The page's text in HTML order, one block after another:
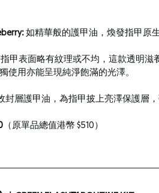
如精華般的護甲油，煥發指甲原
甲表面略有紋理或不均，這款透明
使用亦能呈現純淨飽滿的光澤。
封層護甲油，為指甲披上亮澤保護層
（原單品總值港幣 $510）